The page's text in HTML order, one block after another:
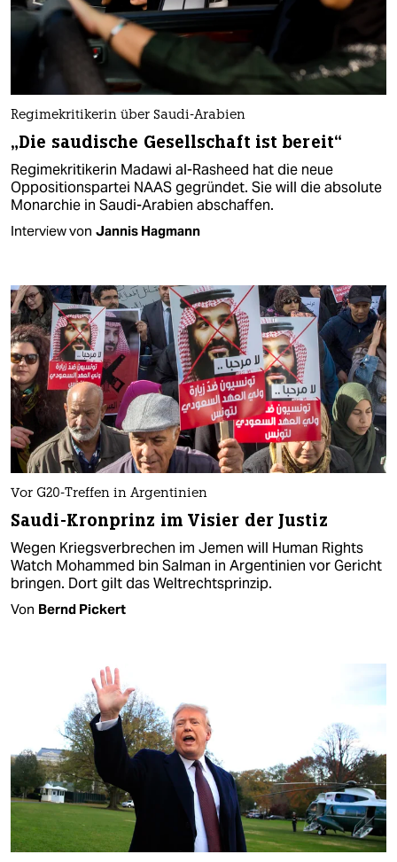
Regimekritikerin über Saudi-Arabien
„Die saudische Gesellschaft ist bereit“
Regimekritikerin Madawi al-Rasheed hat die neue
Oppositionspartei NAAS gegründet. Sie will die absolute
Monarchie in Saudi-Arabien abschaffen.
Interview von Jannis Hagmann
Vor G20-Treffen in Argentinien
Saudi-Kronprinz im Visier der Justiz
Wegen Kriegsverbrechen im Jemen will Human Rights
Watch Mohammed bin Salman in Argentinien vor Gericht
bringen. Dort gilt das Weltrechtsprinzip.
Von Bernd Pickert